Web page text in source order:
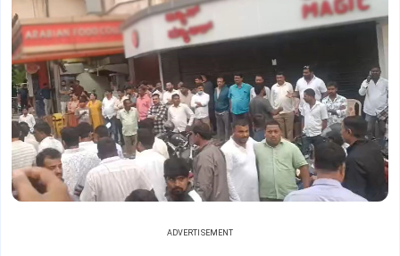
ADVERTISEMENT